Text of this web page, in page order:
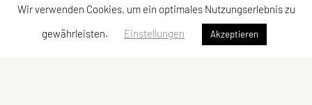
Wir verwenden Cookies, um ein optimales Nutzungserlebnis zu
gewährleisten.
Einstellungen Akzeptieren